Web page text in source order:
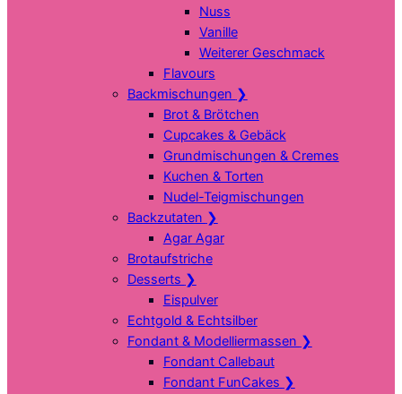
Nuss
Vanille
Weiterer Geschmack
Flavours
Backmischungen ❯
Brot & Brötchen
Cupcakes & Gebäck
Grundmischungen & Cremes
Kuchen & Torten
Nudel-Teigmischungen
Backzutaten ❯
Agar Agar
Brotaufstriche
Desserts ❯
Eispulver
Echtgold & Echtsilber
Fondant & Modelliermassen ❯
Fondant Callebaut
Fondant FunCakes ❯